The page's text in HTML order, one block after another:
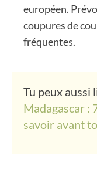
européen.
coupures de
fréquentes.
Tu peux aussi
Madagascar :
savoir avant